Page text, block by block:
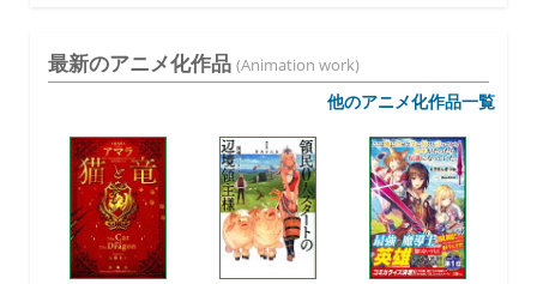
最新のアニメ化作品 (Animation work)
他のアニメ化作品一覧